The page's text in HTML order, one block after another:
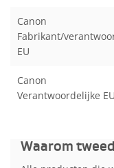
Canon
Fabrikant/
EU
Canon
Verantwoordelijke EU
Waarom